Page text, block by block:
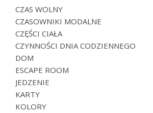
CZAS WOLNY
CZASOWNIKI MODALNE
CZĘŚCI CIAŁA
CZYNNOŚCI DNIA CODZIENNEGO
DOM
ESCAPE ROOM
JEDZENIE
KARTY
KOLORY